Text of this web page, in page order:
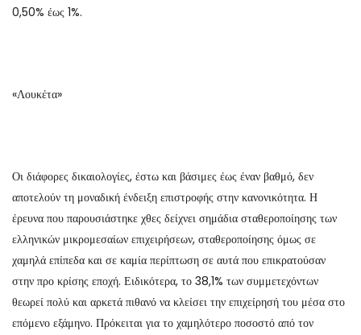
0,50% έως 1%.
«Λουκέτα»
Οι διάφορες δικαιολογίες, έστω και βάσιμες έως έναν βαθμό, δεν
αποτελούν τη μοναδική ένδειξη επιστροφής στην κανονικότητα. Η
έρευνα που παρουσιάστηκε χθες δείχνει σημάδια σταθεροποίησης των
ελληνικών μικρομεσαίων επιχειρήσεων, σταθεροποίησης όμως σε
χαμηλά επίπεδα και σε καμία περίπτωση σε αυτά που επικρατούσαν
στην προ κρίσης εποχή. Ειδικότερα, το 38,1% των συμμετεχόντων
θεωρεί πολύ και αρκετά πιθανό να κλείσει την επιχείρησή του μέσα στο
επόμενο εξάμηνο. Πρόκειται για το χαμηλότερο ποσοστό από τον